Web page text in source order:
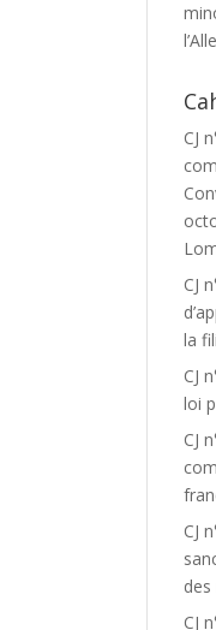
CJ
CJ
la
CJ
loi
CJ
CJ
des
CJ